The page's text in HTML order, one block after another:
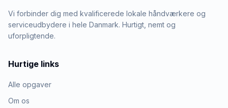
Vi forbinder dig med kvalificerede lokale håndværkere og
serviceudbydere i hele Danmark. Hurtigt, nemt og
uforpligtende.
Hurtige links
Alle opgaver
Om os